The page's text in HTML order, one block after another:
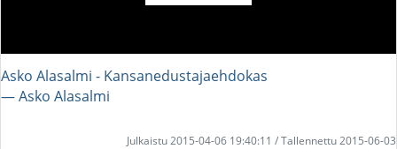
Asko Alasalmi - Kansanedustajaehdokas
― Asko Alasalmi
Julkaistu 2015-04-06 19:40:11 / Tallennettu 2015-06-03